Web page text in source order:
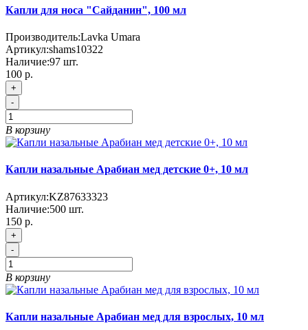
Капли для носа "Сайданин", 100 мл
Производитель:Lavka Umara
Артикул:shams10322
Наличие:97 шт.
100 р.
+
-
В корзину
Капли назальные Арабиан мед детские 0+, 10 мл
Артикул:KZ87633323
Наличие:500 шт.
150 р.
+
-
В корзину
Капли назальные Арабиан мед для взрослых, 10 мл